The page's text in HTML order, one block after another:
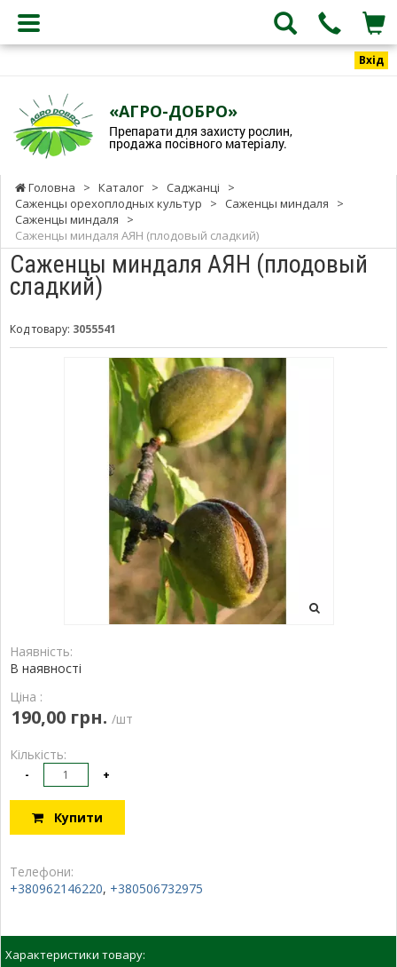
Вхід
«АГРО-ДОБРО»
Препарати для захисту рослин,
продажа посівного матеріалу.
Головна > Каталог > Саджанці
>
Саженцы орехоплодных культур
> Саженцы миндаля
>
Саженцы миндаля
>
Саженцы миндаля АЯН (плодовый сладкий)
Саженцы миндаля АЯН (плодовый
сладкий)
Код товару: 3055541
Наявність:
В наявності
Ціна :
190,00 грн. /шт
Кількість:
- +
Купити
Телефони:
+380962146220, +380506732975
Характеристики товару: